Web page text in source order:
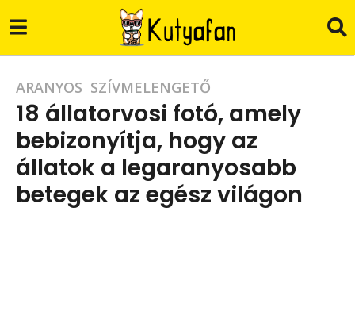
4
é
v
a
g
ARANYOS ,SZÍVMELENGETŐ
18 állatorvosi fotó, amely
bebizonyítja, hogy az
állatok a legaranyosabb
betegek az egész világon